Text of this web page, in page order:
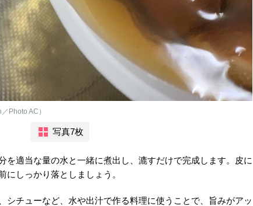
Photo AC）
写真7枚
を適当な量の水と一緒に煮出し、漉すだけで完成します。皮に
にしっかり落としましょう。
シチューなど、水や出汁で作る料理に使うことで、旨みがアッ